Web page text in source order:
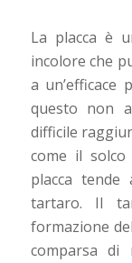
La placca è
incolore che
a un’efficace
questo non
difficile
come il
placca tende
tartaro. Il
formazione
comparsa di